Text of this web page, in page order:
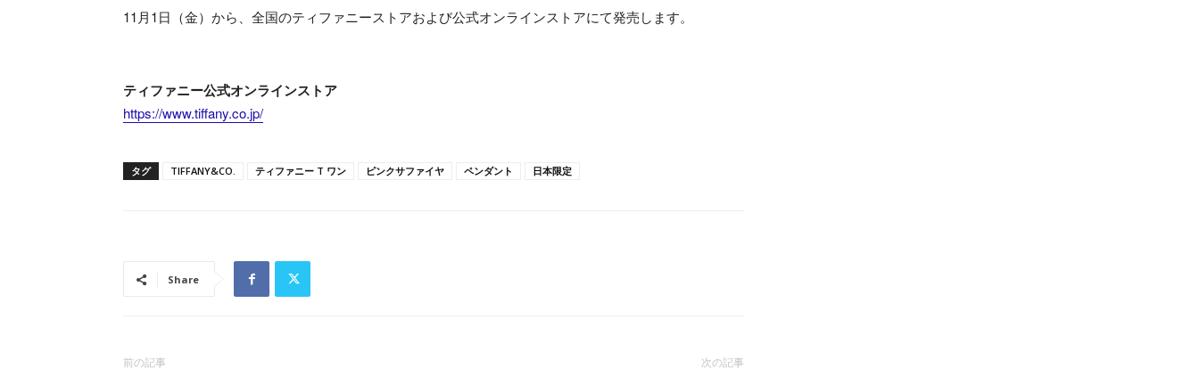
11月1日（金）から、全国のティファニーストアおよび公式オンラインストアにて発売します。
ティファニー公式オンラインストア
https://www.tiffany.co.jp/
タグ TIFFANY&CO. ティファニー T ワン ピンクサファイヤ ペンダント 日本限定
Share
前の記事 次の記事